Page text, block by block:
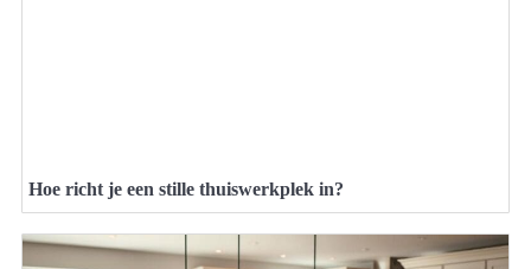
Hoe richt je een stille thuiswerkplek in?